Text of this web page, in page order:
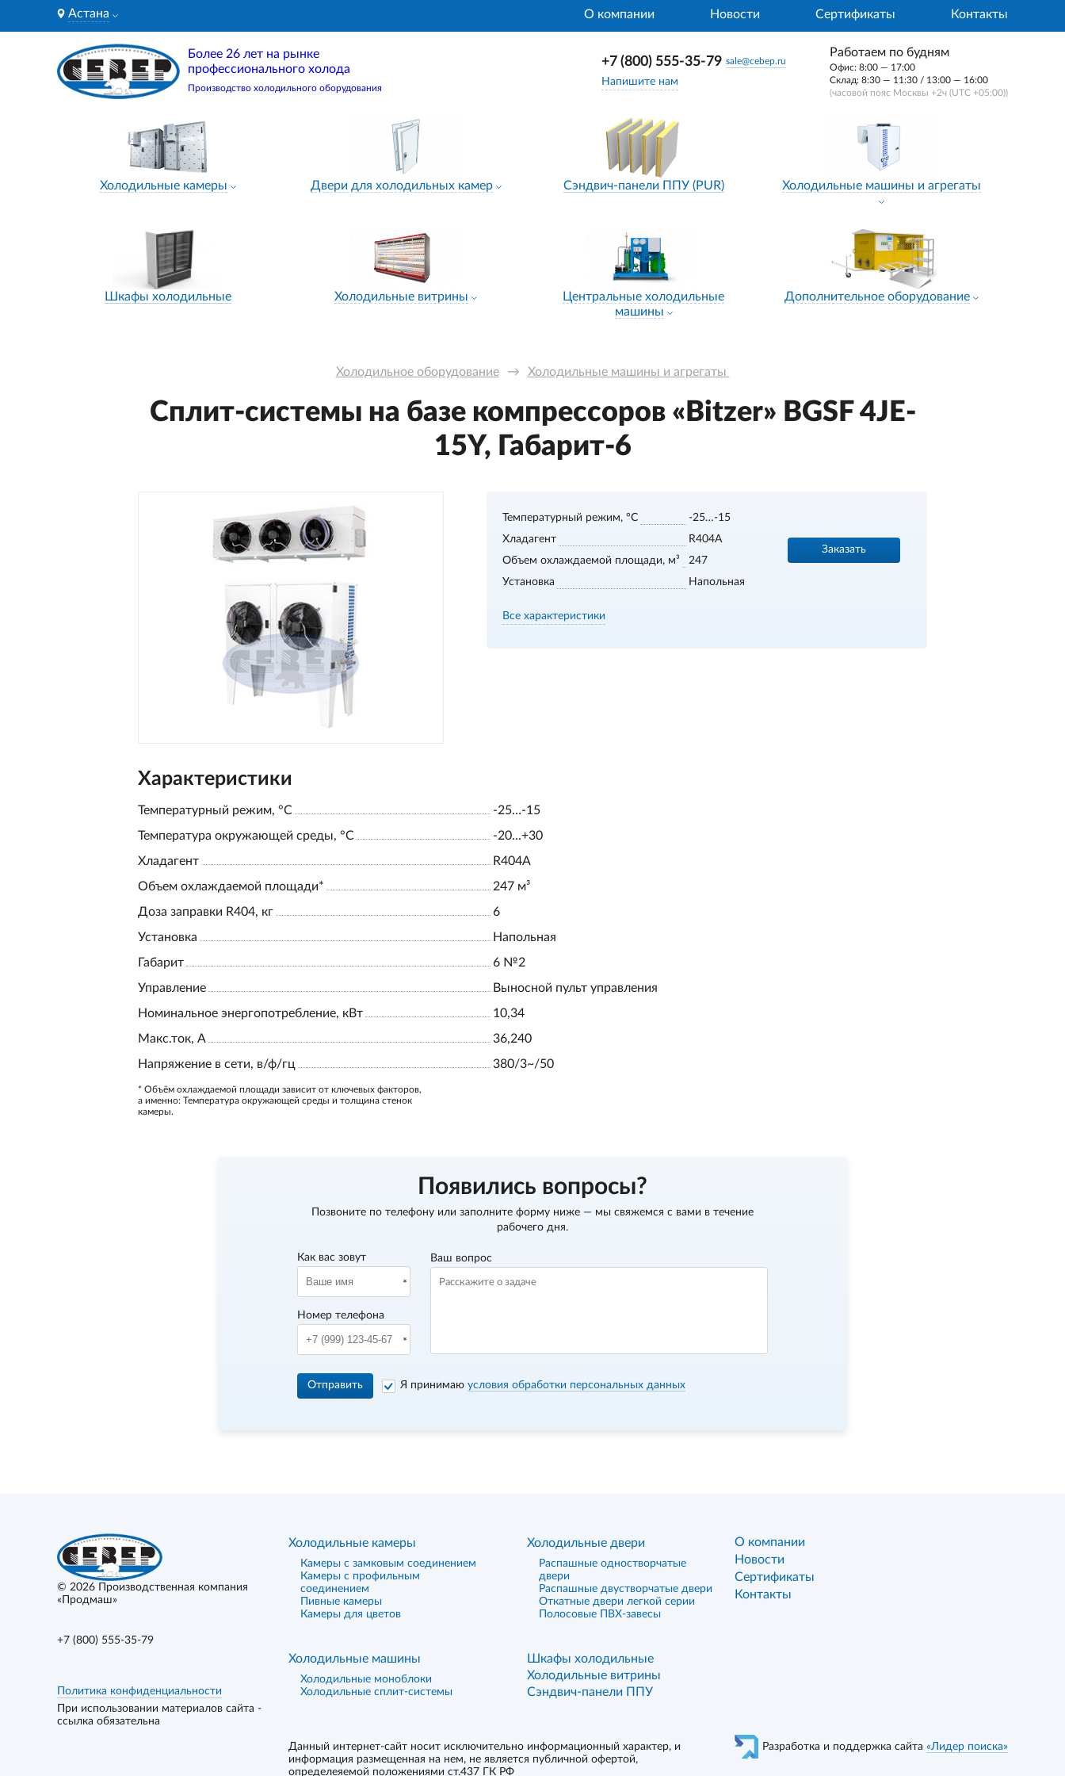
Астана О компании Новости Сертификаты Контакты
Более 26 лет на рынке
профессионального холода
Производство холодильного оборудования
+7 (800) 555-35-79 sale@cebep.ru
Напишите нам
Работаем по будням
Офис: 8:00 — 17:00
Склад: 8:30 — 11:30 / 13:00 — 16:00
(часовой пояс Москвы +2ч (UTC +05:00))
Холодильные камеры Двери для холодильных камер Сэндвич-панели ППУ (PUR) Холодильные машины и агрегаты
Шкафы холодильные Холодильные витрины
Центральные холодильные
машины
Дополнительное оборудование
Холодильное оборудование → Холодильные машины и агрегаты
Сплит-системы на базе компрессоров «Bitzer» BGSF 4JE-
15Y, Габарит-6
Температурный режим, °С
-25…-15
Хладагент
R404А
Объем охлаждаемой площади, м³
247
Установка
Напольная
Заказать
Все характеристики
Характеристики
Температурный режим, °С
-25…-15
Температура окружающей среды, °С
-20...+30
Хладагент
R404А
Объем охлаждаемой площади*
247 м³
Доза заправки R404, кг
6
Установка
Напольная
Габарит
6 №2
Управление
Выносной пульт управления
Номинальное энергопотребление, кВт
10,34
Макс.ток, А
36,240
Напряжение в сети, в/ф/гц
380/3~/50
* Объём охлаждаемой площади зависит от ключевых факторов,
а именно: Температура окружающей среды и толщина стенок
камеры.
Появились вопросы?
Позвоните по телефону или заполните форму ниже — мы свяжемся с вами в течение
рабочего дня.
Как вас зовут
Номер телефона
Ваш вопрос
Отправить Я принимаю условия обработки персональных данных
© 2026
Производственная компания
«Продмаш»
+7 (800) 555-35-79
Политика конфиденциальности
При использовании материалов сайта -
ссылка обязательна
Холодильные камеры
Камеры с замковым соединением
Камеры с профильным
соединением
Пивные камеры
Камеры для цветов
Холодильные двери
Распашные одностворчатые
двери
Распашные двустворчатые двери
Откатные двери легкой серии
Полосовые ПВХ-завесы
Холодильные машины
Холодильные моноблоки
Холодильные сплит-системы
Шкафы холодильные
Холодильные витрины
Сэндвич-панели ППУ
Данный интернет-сайт носит исключительно информационный характер, и
информация размещенная на нем, не является публичной офертой,
определеяемой положениями ст.437 ГК РФ
О компании
Новости
Сертификаты
Контакты
Разработка и поддержка сайта «Лидер поиска»